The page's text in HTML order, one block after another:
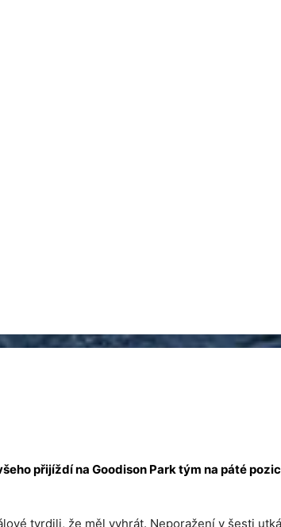
přijíždí na Goodison Park tým na páté
tvrdili, že měl vyhrát. Neporažení v šesti